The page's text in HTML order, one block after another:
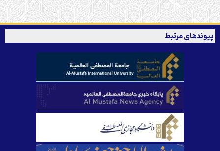
پیوندهای مرتبط